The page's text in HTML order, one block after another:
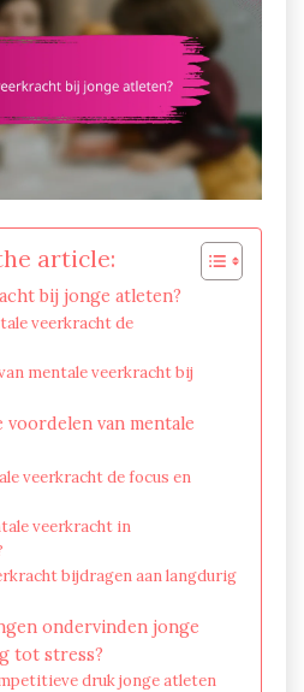
article:
bij jonge atleten?
veerkracht de
mentale veerkracht bij
van mentale
veerkracht de focus en
veerkracht in
bijdragen aan langdurig
ondervinden jonge
tot stress?
druk jonge atleten